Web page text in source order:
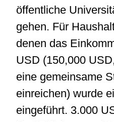
öffentliche
gehen. Für
denen das
USD (150,000
eine gemeinsame
einreichen) wurde
eingeführt. 3.000